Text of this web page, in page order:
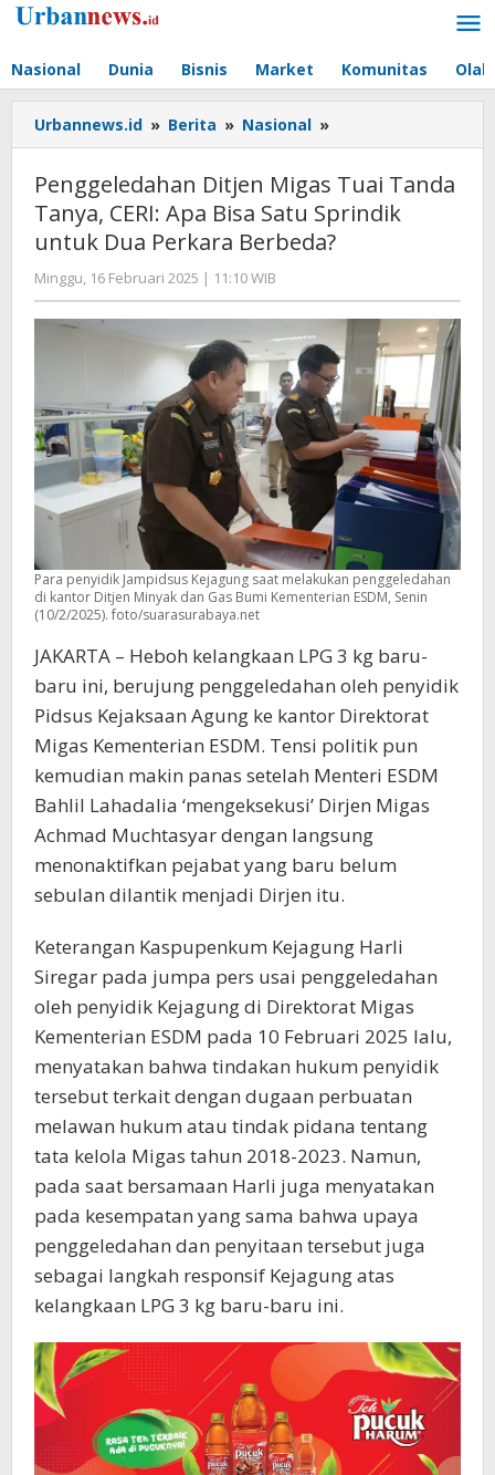
Lewati
Nasional Dunia Bisnis Market Komunitas
Urbannews.id » Berita » Nasional »
Ditjen
Tuai
Tanda
Tanya,
Bisa
Satu
Sprindik
untuk
Dua
Perkara
Berbeda?
Penggeledahan Ditjen Migas Tuai Tanda
Tanya, CERI: Apa Bisa Satu Sprindik
untuk Dua Perkara Berbeda?
Minggu, 16 Februari 2025 | 11:10 WIB
Hengki
Seprihadi
Para penyidik Jampidsus Kejagung saat melakukan penggeledahan
di kantor Ditjen Minyak dan Gas Bumi Kementerian ESDM, Senin
(10/2/2025). foto/suarasurabaya.net
JAKARTA – Heboh kelangkaan LPG 3 kg baru-
baru ini, berujung penggeledahan oleh penyidik
Pidsus Kejaksaan Agung ke kantor Direktorat
Migas Kementerian ESDM. Tensi politik pun
kemudian makin panas setelah Menteri ESDM
Bahlil Lahadalia ‘mengeksekusi’ Dirjen Migas
Achmad Muchtasyar dengan langsung
menonaktifkan pejabat yang baru belum
sebulan dilantik menjadi Dirjen itu.
Keterangan Kaspupenkum Kejagung Harli
Siregar pada jumpa pers usai penggeledahan
oleh penyidik Kejagung di Direktorat Migas
Kementerian ESDM pada 10 Februari 2025 lalu,
menyatakan bahwa tindakan hukum penyidik
tersebut terkait dengan dugaan perbuatan
melawan hukum atau tindak pidana tentang
tata kelola Migas tahun 2018-2023. Namun,
pada saat bersamaan Harli juga menyatakan
pada kesempatan yang sama bahwa upaya
penggeledahan dan penyitaan tersebut juga
sebagai langkah responsif Kejagung atas
kelangkaan LPG 3 kg baru-baru ini.